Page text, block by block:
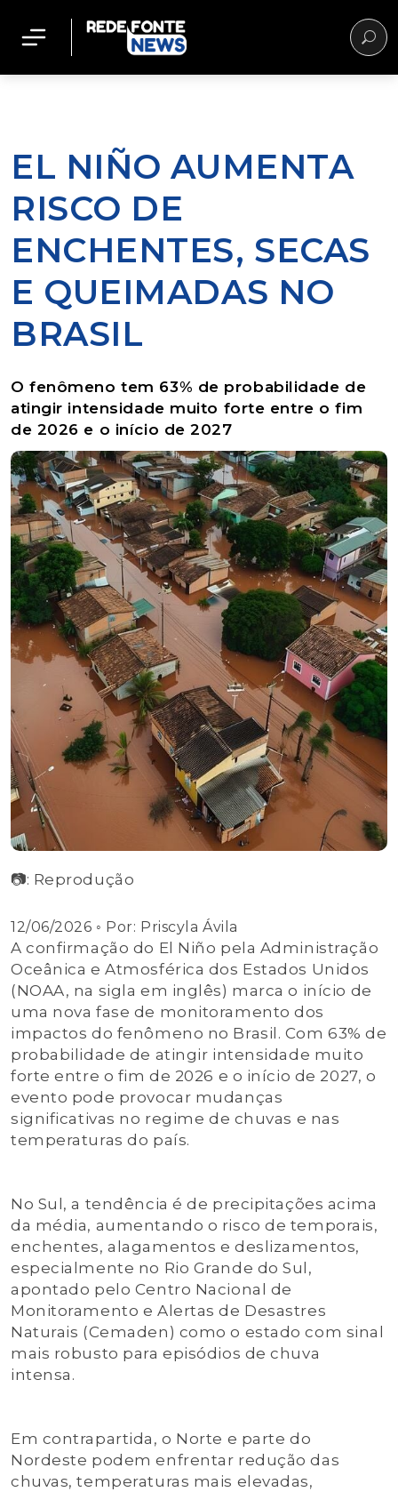
EL NIÑO AUMENTA
RISCO DE
ENCHENTES, SECAS
E QUEIMADAS NO
BRASIL
O fenômeno tem 63% de probabilidade de
atingir intensidade muito forte entre o fim
de 2026 e o início de 2027
📷: Reprodução
12/06/2026 ◦ Por: Priscyla Ávila
A confirmação do El Niño pela Administração
Oceânica e Atmosférica dos Estados Unidos
(NOAA, na sigla em inglês) marca o início de
uma nova fase de monitoramento dos
impactos do fenômeno no Brasil. Com 63% de
probabilidade de atingir intensidade muito
forte entre o fim de 2026 e o início de 2027, o
evento pode provocar mudanças
significativas no regime de chuvas e nas
temperaturas do país.
No Sul, a tendência é de precipitações acima
da média, aumentando o risco de temporais,
enchentes, alagamentos e deslizamentos,
especialmente no Rio Grande do Sul,
apontado pelo Centro Nacional de
Monitoramento e Alertas de Desastres
Naturais (Cemaden) como o estado com sinal
mais robusto para episódios de chuva
intensa.
Em contrapartida, o Norte e parte do
Nordeste podem enfrentar redução das
chuvas, temperaturas mais elevadas,